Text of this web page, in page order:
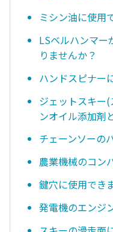
ミシン油に使用
LSベルハンマー
りませんか？
ハンドスピナー
ジェットスキー
ンオイル添加剤
チェーンソーの
農業機械のコン
鍵穴に使用でき
発電機のエンジ